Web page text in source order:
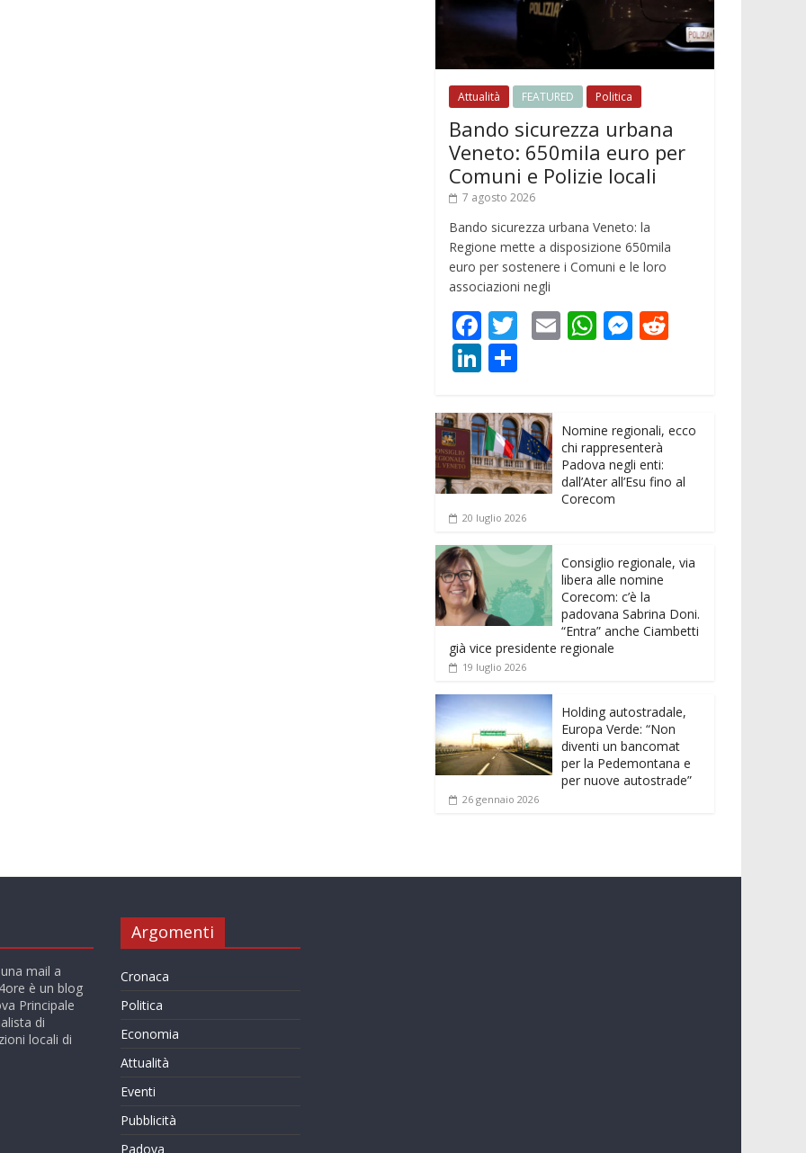
Attualità FEATURED Politica
Bando sicurezza urbana
Veneto: 650mila euro per
Comuni e Polizie locali
7 agosto 2026
Bando sicurezza urbana Veneto: la
Regione mette a disposizione 650mila
euro per sostenere i Comuni e le loro
associazioni negli
F
ac
e
b
o
o
k
T
er
E W
A
p
p
M
n
g
er
t
Li
k
e
dI
n
n
di
vi
di
Nomine regionali, ecco
chi rappresenterà
Padova negli enti:
dall’Ater all’Esu fino al
Corecom
20 luglio 2026
Consiglio regionale, via
libera alle nomine
Corecom: c’è la
padovana Sabrina Doni.
“Entra” anche Ciambetti
già vice presidente regionale
19 luglio 2026
Holding autostradale,
Europa Verde: “Non
diventi un bancomat
per la Pedemontana e
per nuove autostrade”
26 gennaio 2026
mail a
è un blog
Principale
di
locali di
Argomenti
Cronaca
Politica
Economia
Attualità
Eventi
Pubblicità
Padova